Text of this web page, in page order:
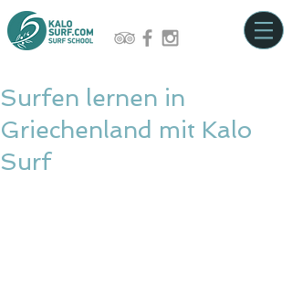
Surfen lernen in
Griechenland mit Kalo
Surf